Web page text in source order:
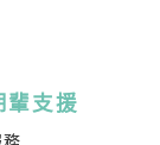
輩支援